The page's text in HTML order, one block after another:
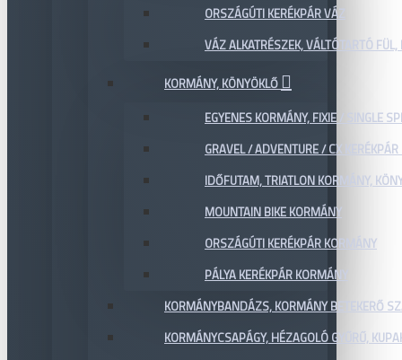
ORSZÁGÚTI KERÉKPÁR VÁZ
VÁZ ALKATRÉSZEK, VÁLTÓTARTÓ FÜL,
KORMÁNY, KÖNYÖKLŐ
EGYENES KORMÁNY, FIXIE / SINGLE
GRAVEL / ADVENTURE / CX
IDŐFUTAM, TRIATLON KORMÁNY,
MOUNTAIN BIKE KORMÁNY
ORSZÁGÚTI KERÉKPÁR KORMÁNY
PÁLYA KERÉKPÁR KORMÁNY
KORMÁNYBANDÁZS, KORMÁNY BETEKERŐ
KORMÁNYCSAPÁGY, HÉZAGOLÓ GYŰRŰ,